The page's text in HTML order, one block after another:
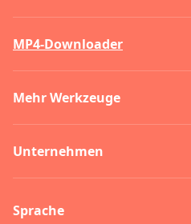
MP4-Downloader
Mehr Werkzeuge
Unternehmen
Sprache